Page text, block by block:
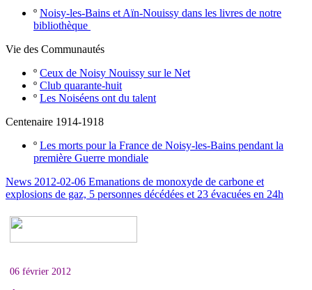
º Noisy-les-Bains et Aïn-Nouissy dans les livres de notre
bibliothèque
Vie des Communautés
º Ceux de Noisy Nouissy sur le Net
º Club quarante-huit
º Les Noiséens ont du talent
Centenaire 1914-1918
º Les morts pour la France de Noisy-les-Bains pendant la
première Guerre mondiale
News 2012-02-06 Emanations de monoxyde de carbone et
explosions de gaz, 5 personnes décédées et 23 évacuées en 24h
06 février 2012